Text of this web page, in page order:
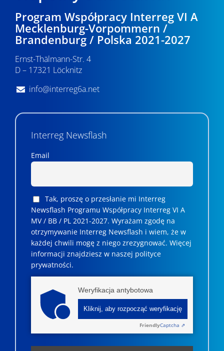
Program Współpracy Interreg VI A
Mecklenburg-Vorpommern /
Brandenburg / Polska 2021-2027
Ernst-Thälmann-Str. 4
D – 17321 Löcknitz
info@interreg6a.net
Interreg Newsflash
Email
Tak, proszę o przesłanie mi Interreg
Newsflash Programu Współpracy Interreg VI A
MV / BB / PL 2021-2027. Wyrażam zgodę na
otrzymywanie Interreg Newsflash i wiem, że w
każdej chwili mogę z niego zrezygnować. ­­Więcej
informacji znajdziesz w naszej polityce
prywatności.
Weryfikacja antybotowa
Kliknij, aby rozpocząć weryfikację
FriendlyCaptcha ⇗